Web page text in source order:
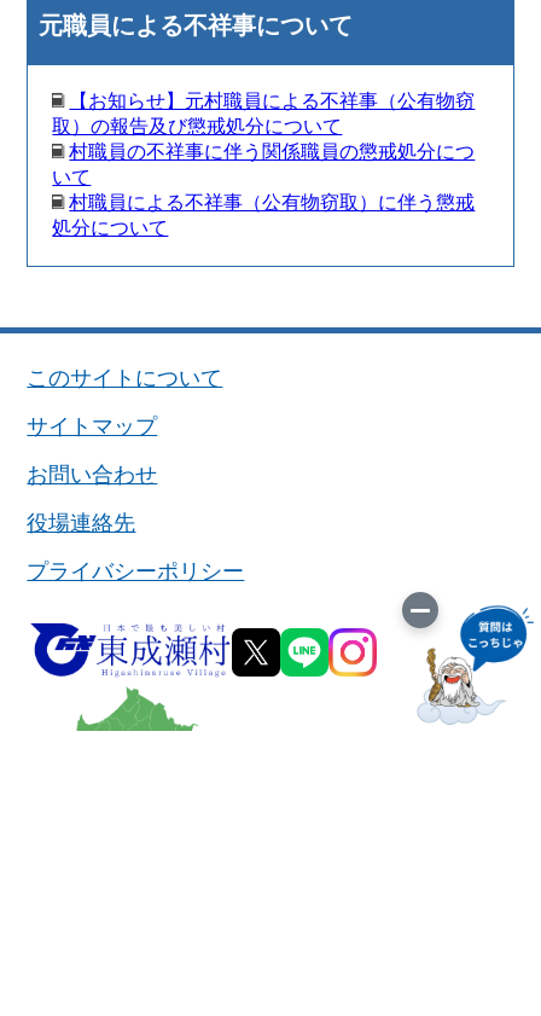
元職員による不祥事について
【お知らせ】元村職員による不祥事（公有物窃
取）の報告及び懲戒処分について
村職員の不祥事に伴う関係職員の懲戒処分につ
いて
村職員による不祥事（公有物窃取）に伴う懲戒
処分について
このサイトについて
サイトマップ
お問い合わせ
役場連絡先
プライバシーポリシー